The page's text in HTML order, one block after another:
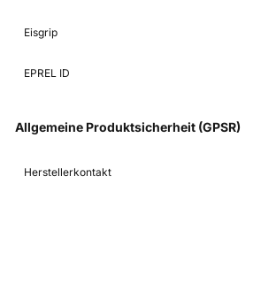
Eisgrip
EPREL ID
Allgemeine Produktsicherheit (GPSR)
Herstellerkontakt